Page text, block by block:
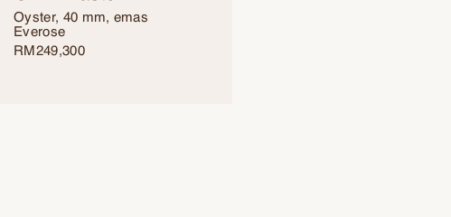
Oyster, 40 mm, emas
Everose
RM 249,300